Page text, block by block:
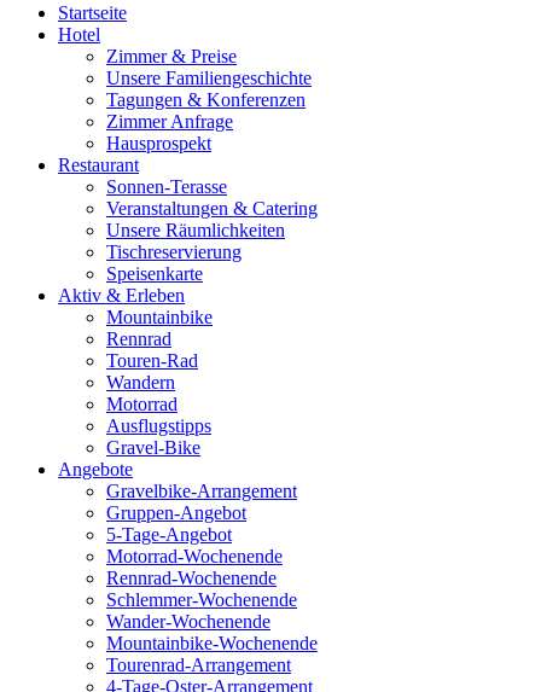
Startseite
Hotel
Zimmer & Preise
Unsere Familiengeschichte
Tagungen & Konferenzen
Zimmer Anfrage
Hausprospekt
Restaurant
Sonnen-Terasse
Veranstaltungen & Catering
Unsere Räumlichkeiten
Tischreservierung
Speisenkarte
Aktiv & Erleben
Mountainbike
Rennrad
Touren-Rad
Wandern
Motorrad
Ausflugstipps
Gravel-Bike
Angebote
Gravelbike-Arrangement
Gruppen-Angebot
5-Tage-Angebot
Motorrad-Wochenende
Rennrad-Wochenende
Schlemmer-Wochenende
Wander-Wochenende
Mountainbike-Wochenende
Tourenrad-Arrangement
4-Tage-Oster-Arrangement